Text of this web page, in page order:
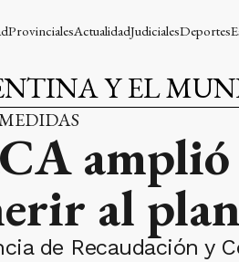
ProvincialesActualidadJudicialesDeportes
Y EL
amplió
al
de Recaudación y